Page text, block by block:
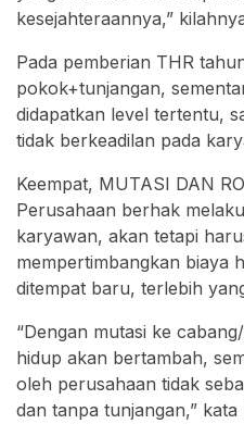
kesejahteraannya,”
Pada pemberian THR
pokok+tunjangan,
didapatkan level tertentu,
tidak berkeadilan pada
Keempat, MUTASI DAN
Perusahaan berhak
karyawan, akan tetapi
mempertimbangkan biaya
ditempat baru, terlebih
“Dengan mutasi ke
hidup akan bertambah,
oleh perusahaan tidak
dan tanpa tunjangan,”